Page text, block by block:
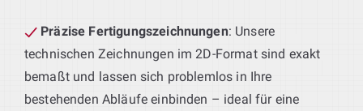
Präzise Fertigungszeichnungen: Unsere
technischen Zeichnungen im 2D-Format sind exakt
bemaßt und lassen sich problemlos in Ihre
bestehenden Abläufe einbinden – ideal für eine